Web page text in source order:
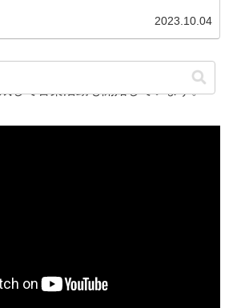
2023.10.04
iCEの花村想太さんと共に
して音楽活動も開始しています。